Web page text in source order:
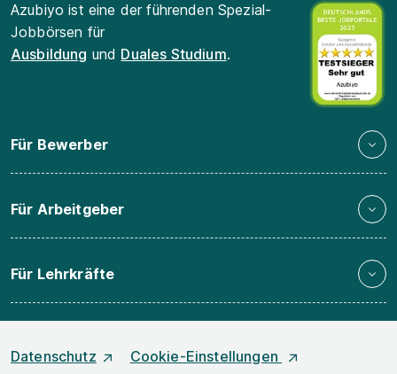
Azubiyo ist eine der führenden Spezial-
Jobbörsen für
Ausbildung und Duales Studium.
Für Bewerber
Für Arbeitgeber
Für Lehrkräfte
Datenschutz Cookie-Einstellungen